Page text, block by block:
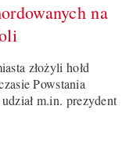
na
złożyli hołd
Powstania
m.in. prezydent